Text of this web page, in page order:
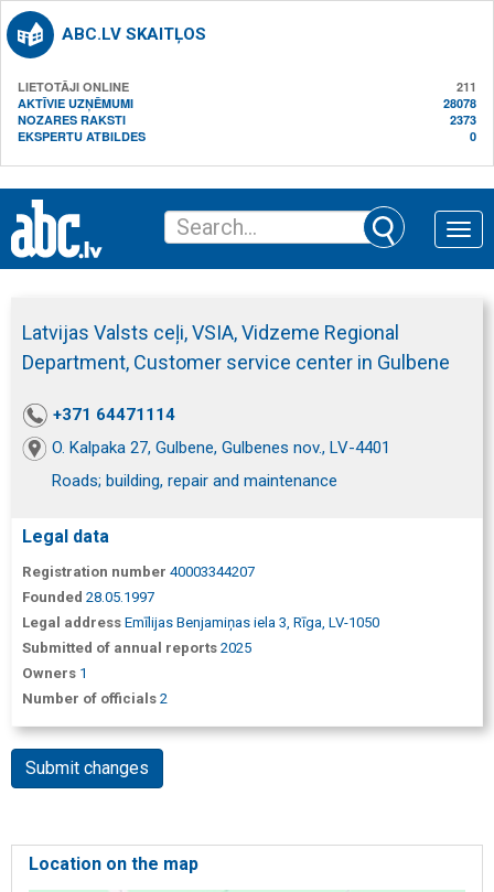
ABC.LV SKAITĻOS
LIETOTĀJI ONLINE
211
AKTĪVIE UZŅĒMUMI
28078
NOZARES RAKSTI
2373
EKSPERTU ATBILDES
0
Toggle
Latvijas Valsts ceļi, VSIA, Vidzeme Regional
Department, Customer service center in Gulbene
+371 64471114
O. Kalpaka 27, Gulbene, Gulbenes nov., LV-4401
Roads; building, repair and maintenance
Legal data
Registration number 40003344207
Founded 28.05.1997
Legal address Emīlijas Benjamiņas iela 3, Rīga, LV-1050
Submitted of annual reports 2025
Owners 1
Number of officials 2
Submit changes
Location on the map